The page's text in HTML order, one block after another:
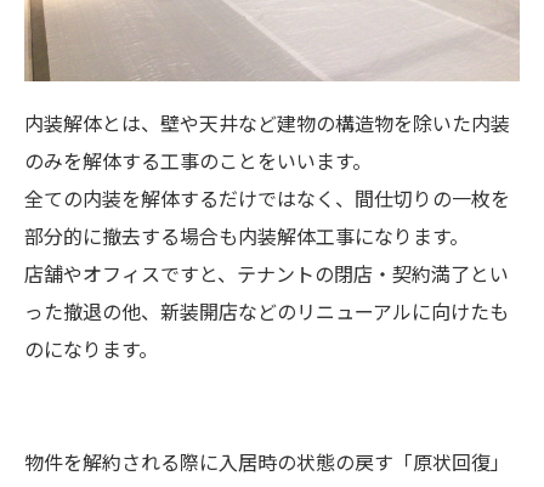
内装解体とは、壁や天井など建物の構造物を除いた内装
のみを解体する工事のことをいいます。
全ての内装を解体するだけではなく、間仕切りの一枚を
部分的に撤去する場合も内装解体工事になります。
店舗やオフィスですと、テナントの閉店・契約満了とい
った撤退の他、新装開店などのリニューアルに向けたも
のになります。
物件を解約される際に入居時の状態の戻す「原状回復」